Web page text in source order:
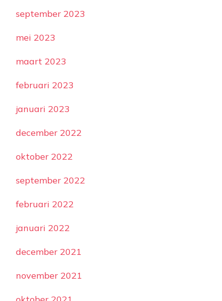
september 2023
mei 2023
maart 2023
februari 2023
januari 2023
december 2022
oktober 2022
september 2022
februari 2022
januari 2022
december 2021
november 2021